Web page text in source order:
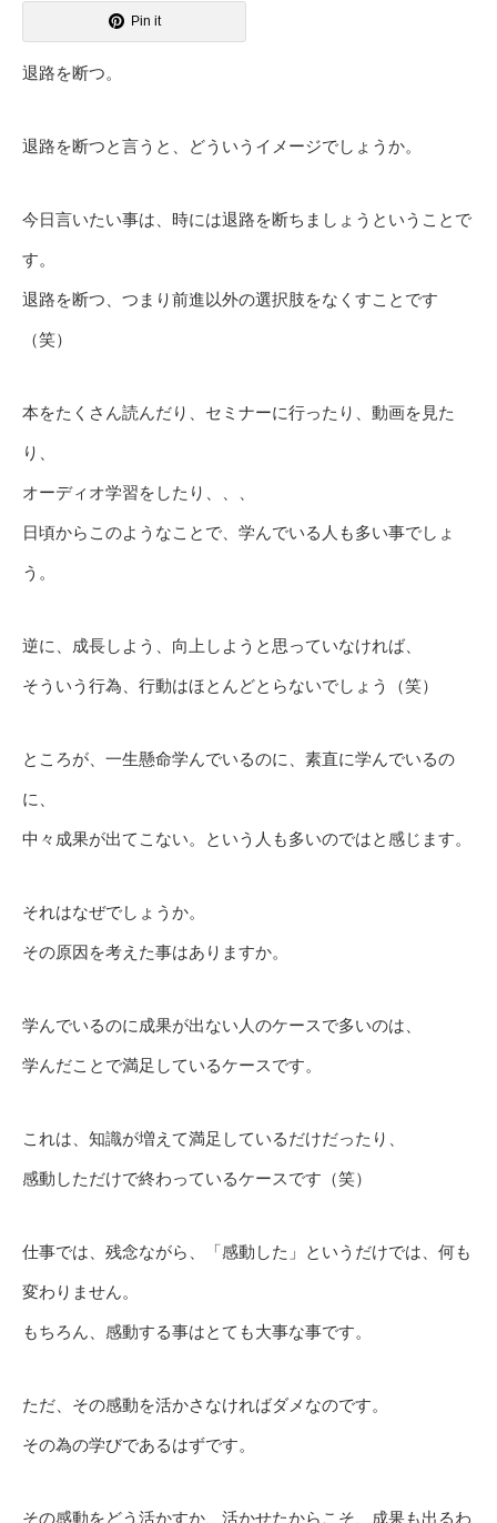
Pin it
退路を断つ。
退路を断つと言うと、どういうイメージでしょうか。
今日言いたい事は、時には退路を断ちましょうということで
す。
退路を断つ、つまり前進以外の選択肢をなくすことです
（笑）
本をたくさん読んだり、セミナーに行ったり、動画を見た
り、
オーディオ学習をしたり、、、
日頃からこのようなことで、学んでいる人も多い事でしょ
う。
逆に、成長しよう、向上しようと思っていなければ、
そういう行為、行動はほとんどとらないでしょう（笑）
ところが、一生懸命学んでいるのに、素直に学んでいるの
に、
中々成果が出てこない。という人も多いのではと感じます。
それはなぜでしょうか。
その原因を考えた事はありますか。
学んでいるのに成果が出ない人のケースで多いのは、
学んだことで満足しているケースです。
これは、知識が増えて満足しているだけだったり、
感動しただけで終わっているケースです（笑）
仕事では、残念ながら、「感動した」というだけでは、何も
変わりません。
もちろん、感動する事はとても大事な事です。
ただ、その感動を活かさなければダメなのです。
その為の学びであるはずです。
その感動をどう活かすか、活かせたからこそ、成果も出るわ